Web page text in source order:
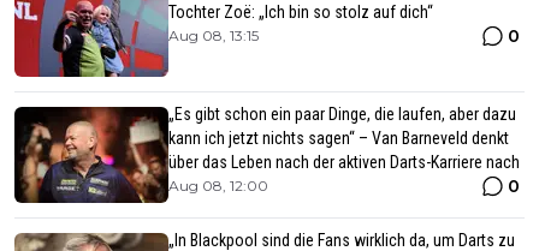
Tochter Zoë: „Ich bin so stolz auf dich“
Aug 08, 13:15 0
„Es gibt schon ein paar Dinge, die laufen, aber dazu
kann ich jetzt nichts sagen“ – Van Barneveld denkt
über das Leben nach der aktiven Darts-Karriere nach
Aug 08, 12:00 0
„In Blackpool sind die Fans wirklich da, um Darts zu